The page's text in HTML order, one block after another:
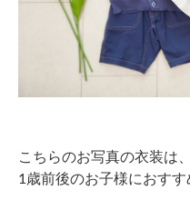
こちらのお写真の衣装は
1歳前後のお子様におす